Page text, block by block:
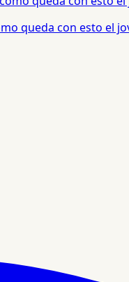
queda con esto el